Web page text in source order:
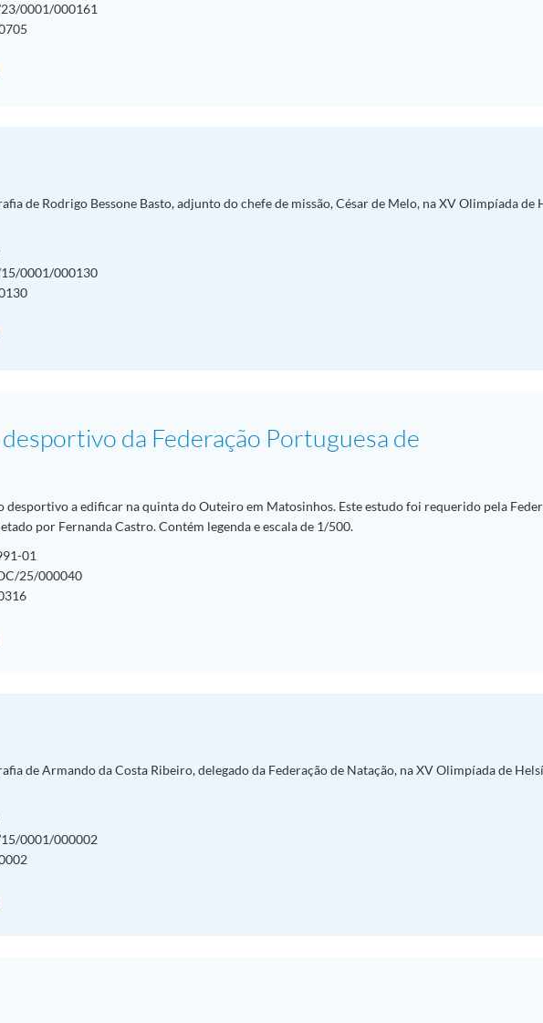
0001/000161
de Rodrigo Bessone Basto, adjunto do chefe de missão, César de Melo, na XV Olimpíada de
0001/000130
da Federação Portuguesa de
desportivo a edificar na quinta do Outeiro em Matosinhos. Este estudo foi requerido pela
por Fernanda Castro. Contém legenda e escala de 1/500.
01
25/000040
de Armando da Costa Ribeiro, delegado da Federação de Natação, na XV Olimpíada de
0001/000002